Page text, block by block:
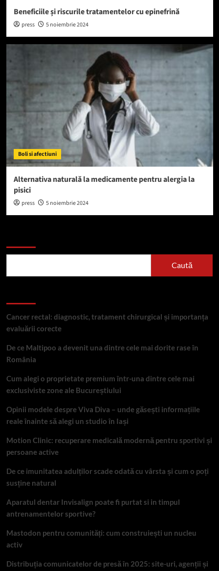
Beneficiile și riscurile tratamentelor cu epinefrină
press 5 noiembrie 2024
Boli si afectiuni
Alternativa naturală la medicamente pentru alergia la
pisici
press 5 noiembrie 2024
Caută
Cancer rectal: diagnostic, tratament chirurgical și importanța
evaluării corecte
De ce Maltipoo a devenit una dintre cele mai dorite rase în
România
Cum alegi o proprietate premium într-una dintre cele mai
exclusiviste zone ale Bucureștiului
Opinii modele despre Viva Diva – unde găsești informațiile
reale înainte să alegi un studio în Iași
Motion Clinic: recuperare medicală modernă pentru sportivi și
persoane active
De ce imunitatea adulților scade odată cu vârsta și cum o poți
susține natural
Aparatul dentar Invisalign poate fi purtat si in timpul
antrenamentelor sportive?
Mastodon pentru comunități: cum construiești un nucleu
activ
Distribuția comunicatelor de presă în 2025: site-uri, agenții și